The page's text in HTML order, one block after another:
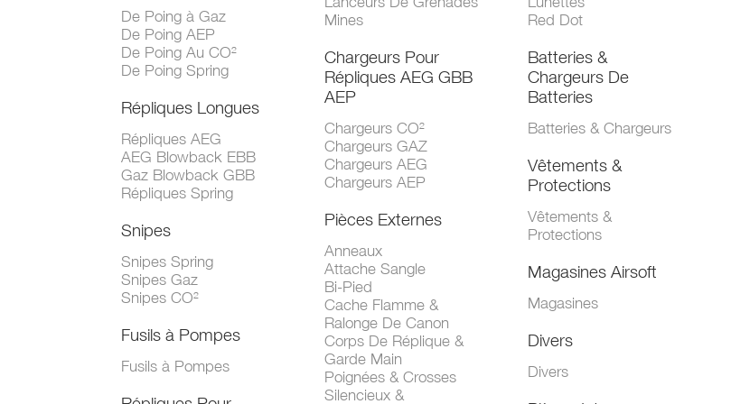
De Poing à Gaz
De Poing AEP
De Poing Au CO²
De Poing Spring
Répliques Longues
Répliques AEG
AEG Blowback EBB
Gaz Blowback GBB
Répliques Spring
Snipes
Snipes Spring
Snipes Gaz
Snipes CO²
Fusils à Pompes
Fusils à Pompes
Mines
Chargeurs Pour
Répliques AEG GBB
AEP
Chargeurs CO²
Chargeurs GAZ
Chargeurs AEG
Chargeurs AEP
Pièces Externes
Anneaux
Attache Sangle
Bi-Pied
Cache Flamme &
Ralonge De Canon
Corps De Réplique &
Garde Main
Poignées & Crosses
Silencieux &
Red Dot
Batteries &
Chargeurs De
Batteries
Batteries & Chargeurs
Vêtements &
Protections
Vêtements &
Protections
Magasines Airsoft
Magasines
Divers
Divers